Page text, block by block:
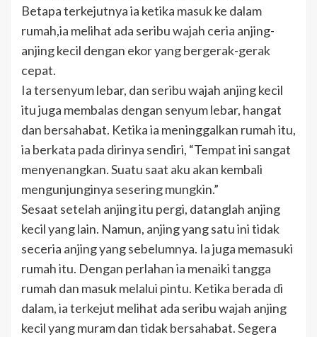
Betapa terkejutnya ia ketika masuk ke dalam
rumah,ia melihat ada seribu wajah ceria anjing-
anjing kecil dengan ekor yang bergerak-gerak
cepat.
Ia tersenyum lebar, dan seribu wajah anjing kecil
itu juga membalas dengan senyum lebar, hangat
dan bersahabat. Ketika ia meninggalkan rumah itu,
ia berkata pada dirinya sendiri, “Tempat ini sangat
menyenangkan. Suatu saat aku akan kembali
mengunjunginya sesering mungkin.”
Sesaat setelah anjing itu pergi, datanglah anjing
kecil yang lain. Namun, anjing yang satu ini tidak
seceria anjing yang sebelumnya. Ia juga memasuki
rumah itu. Dengan perlahan ia menaiki tangga
rumah dan masuk melalui pintu. Ketika berada di
dalam, ia terkejut melihat ada seribu wajah anjing
kecil yang muram dan tidak bersahabat. Segera